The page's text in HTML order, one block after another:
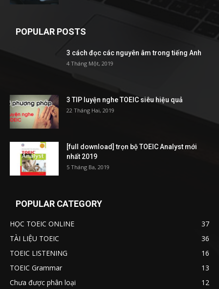
POPULAR POSTS
3 cách đọc các nguyên âm trong tiếng Anh
4 Tháng Một, 2019
3 TIP luyện nghe TOEIC siêu hiệu quả
22 Tháng Hai, 2019
[full download] trọn bộ TOEIC Analyst mới
nhất 2019
5 Tháng Ba, 2019
POPULAR CATEGORY
HỌC TOEIC ONLINE
37
TÀI LIỆU TOEIC
36
TOEIC LISTENING
16
TOEIC Grammar
13
Chưa được phân loại
12